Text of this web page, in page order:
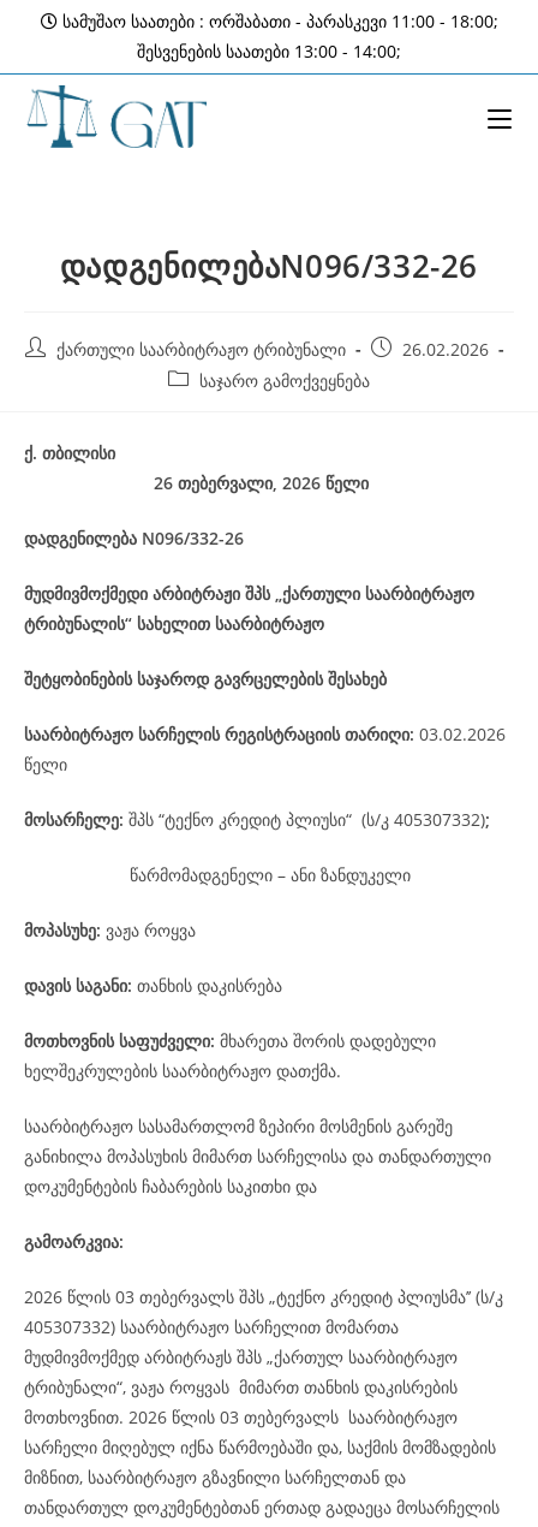
content
სამუშაო საათები : ორშაბათი - პარასკევი 11:00 - 18:00;
შესვენების საათები 13:00 - 14:00;
დადგენილებაN096/332-26
Post ქართული საარბიტრაჟო ტრიბუნალი
Post 26.02.2026
Post საჯარო გამოქვეყნება
ქ. თბილისი
26 თებერვალი, 2026 წელი
დადგენილება N096/332-26
მუდმივმოქმედი არბიტრაჟი შპს „ქართული საარბიტრაჟო
ტრიბუნალის“ სახელით საარბიტრაჟო
შეტყობინების საჯაროდ გავრცელების შესახებ
საარბიტრაჟო სარჩელის რეგისტრაციის თარიღი: 03.02.2026
წელი
მოსარჩელე: შპს “ტექნო კრედიტ პლიუსი“ (ს/კ 405307332);
წარმომადგენელი – ანი ზანდუკელი
მოპასუხე: ვაჟა როყვა
დავის საგანი: თანხის დაკისრება
მოთხოვნის საფუძველი: მხარეთა შორის დადებული
ხელშეკრულების საარბიტრაჟო დათქმა.
საარბიტრაჟო სასამართლომ ზეპირი მოსმენის გარეშე
განიხილა მოპასუხის მიმართ სარჩელისა და თანდართული
დოკუმენტების ჩაბარების საკითხი და
გამოარკვია:
2026 წლის 03 თებერვალს შპს „ტექნო კრედიტ პლიუსმა’’ (ს/კ
405307332) საარბიტრაჟო სარჩელით მომართა
მუდმივმოქმედ არბიტრაჟს შპს „ქართულ საარბიტრაჟო
ტრიბუნალი“, ვაჟა როყვას მიმართ თანხის დაკისრების
მოთხოვნით. 2026 წლის 03 თებერვალს საარბიტრაჟო
სარჩელი მიღებულ იქნა წარმოებაში და, საქმის მომზადების
მიზნით, საარბიტრაჟო გზავნილი სარჩელთან და
თანდართულ დოკუმენტებთან ერთად გადაეცა მოსარჩელის